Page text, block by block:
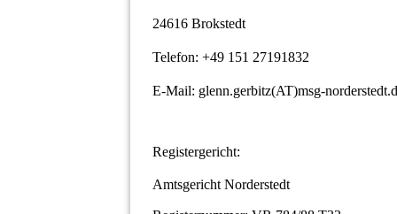
24616 Brokstedt
Telefon: +49 151 27191832
E-Mail: glenn.gerbitz(AT)msg-
Registergericht:
Amtsgericht Norderstedt